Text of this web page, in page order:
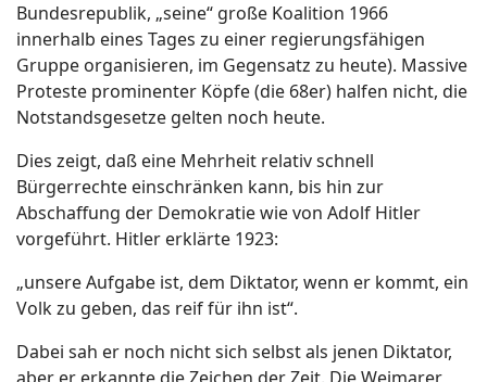
Bundesrepublik, „seine“ große Koalition 1966
innerhalb eines Tages zu einer regierungsfähigen
Gruppe organisieren, im Gegensatz zu heute). Massive
Proteste prominenter Köpfe (die 68er) halfen nicht, die
Notstandsgesetze gelten noch heute.
Dies zeigt, daß eine Mehrheit relativ schnell
Bürgerrechte einschränken kann, bis hin zur
Abschaffung der Demokratie wie von Adolf Hitler
vorgeführt. Hitler erklärte 1923:
„unsere Aufgabe ist, dem Diktator, wenn er kommt, ein
Volk zu geben, das reif für ihn ist“.
Dabei sah er noch nicht sich selbst als jenen Diktator,